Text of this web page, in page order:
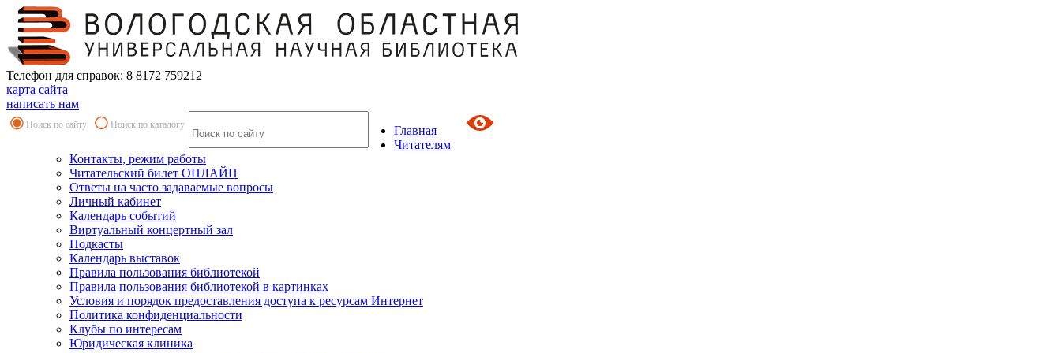
Телефон для справок: 8 8172 759212
карта сайта
написать нам
Поиск по сайту Поиск по каталогу
Главная
Читателям
Контакты, режим работы
Читательский билет ОНЛАЙН
Ответы на часто задаваемые вопросы
Личный кабинет
Календарь событий
Виртуальный концертный зал
Подкасты
Календарь выставок
Правила пользования библиотекой
Правила пользования библиотекой в картинках
Условия и порядок предоставления доступа к ресурсам Интернет
Политика конфиденциальности
Клубы по интересам
Юридическая клиника